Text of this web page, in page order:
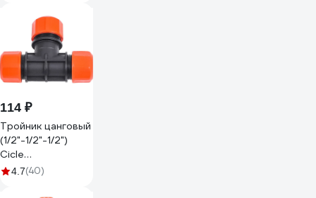
114 ₽
Тройник цанговый
(1/2"-1/2"-1/2")
Cicle
4607156364022
4.7(40)